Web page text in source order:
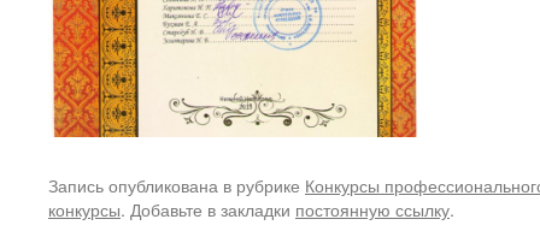
Запись опубликована в рубрике Конкурсы
конкурсы. Добавьте в закладки постоянную ссылку.